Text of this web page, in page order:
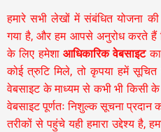
हमारे सभी लेखों में संबंधित योजना की
गया है, और हम आपसे अनुरोध करते हैं
के लिए हमेशा आधिकारिक वेबसाइटका
कोई त्रुटि मिले, तो कृपया हमें
वेबसाइट के माध्यम से कभी भी किसी के
वेबसाइट पूर्णतः निशुल्क सूचना प्रदान
तरीकों से पहुंचे यही हमारा उद्देश्य है,